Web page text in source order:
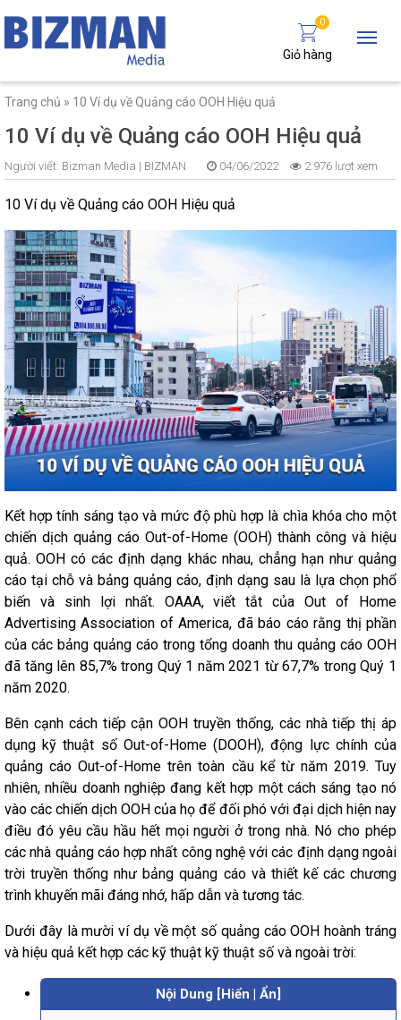
0
Giỏ hàng
Trang chủ » 10 Ví dụ về Quảng cáo OOH Hiệu quả
10 Ví dụ về Quảng cáo OOH Hiệu quả
Người viết: Bizman Media | BIZMAN 04/06/2022 2.976 lượt xem
10 Ví dụ về Quảng cáo OOH Hiệu quả
Kết hợp tính sáng tạo và mức độ phù hợp là chìa khóa cho một
chiến dịch quảng cáo Out-of-Home (OOH) thành công và hiệu
quả. OOH có các định dạng khác nhau, chẳng hạn như quảng
cáo tại chỗ và bảng quảng cáo, định dạng sau là lựa chọn phổ
biến và sinh lợi nhất. OAAA, viết tắt của Out of Home
Advertising Association of America, đã báo cáo rằng thị phần
của các bảng quảng cáo trong tổng doanh thu quảng cáo OOH
đã tăng lên 85,7% trong Quý 1 năm 2021 từ 67,7% trong Quý 1
năm 2020.
Bên cạnh cách tiếp cận OOH truyền thống, các nhà tiếp thị áp
dụng kỹ thuật số Out-of-Home (DOOH), động lực chính của
quảng cáo Out-of-Home trên toàn cầu kể từ năm 2019. Tuy
nhiên, nhiều doanh nghiệp đang kết hợp một cách sáng tạo nó
vào các chiến dịch OOH của họ để đối phó với đại dịch hiện nay
điều đó yêu cầu hầu hết mọi người ở trong nhà. Nó cho phép
các nhà quảng cáo hợp nhất công nghệ với các định dạng ngoài
trời truyền thống như bảng quảng cáo và thiết kế các chương
trình khuyến mãi đáng nhớ, hấp dẫn và tương tác.
Dưới đây là mười ví dụ về một số quảng cáo OOH hoành tráng
và hiệu quả kết hợp các kỹ thuật kỹ thuật số và ngoài trời:
Nội Dung [Hiển | Ẩn]